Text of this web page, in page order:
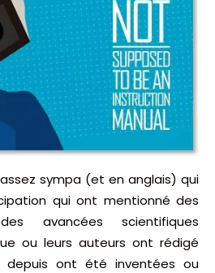
sympa (et en anglais) qui
qui ont mentionné des
avancées scientifiques
ou leurs auteurs ont rédigé
ont été inventées ou